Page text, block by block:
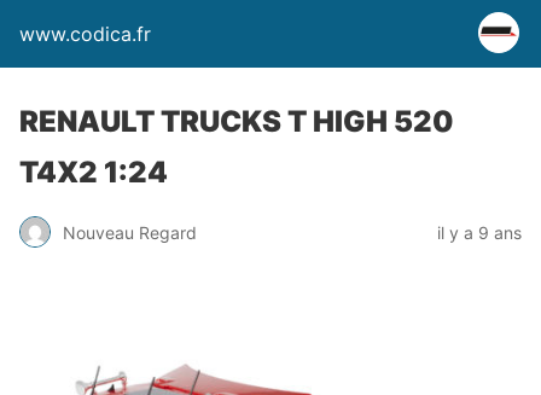
www.codica.fr
RENAULT TRUCKS T HIGH 520
T4X2 1:24
Nouveau Regard il y a 9 ans